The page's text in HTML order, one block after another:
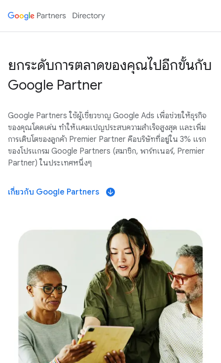
ยกระดับการตลาดของคุณไปอีกขั้นกับ
Google Partner
Google Partners ใช้ผู้เชี่ยวชาญ Google Ads เพื่อช่วยให้ธุรกิจ
ของคุณโดดเด่น ทำให้แคมเปญประสบความสำเร็จสูงสุด และเพิ่ม
การเติบโตของลูกค้า Premier Partner คือบริษัทที่อยู่ใน 3% แรก
ของโปรแกรม Google Partners (สมาชิก, พาร์ทเนอร์, Premier
Partner) ในประเทศหนึ่งๆ
เกี่ยวกับ Google Partners arrow_downward